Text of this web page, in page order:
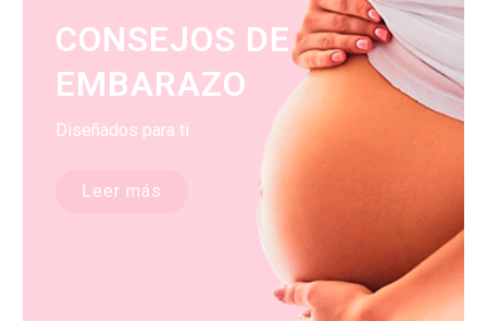
CONSEJOS DE
EMBARAZO
Diseñados para ti
Leer más